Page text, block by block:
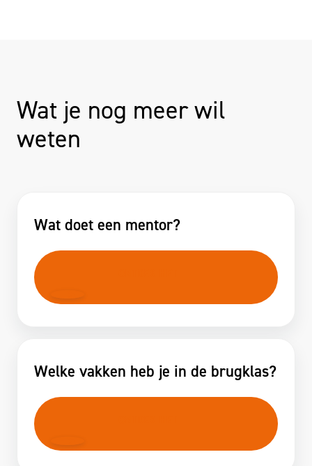
Wat je nog meer wil
weten
Wat doet een mentor?
Welke vakken heb je in de brugklas?